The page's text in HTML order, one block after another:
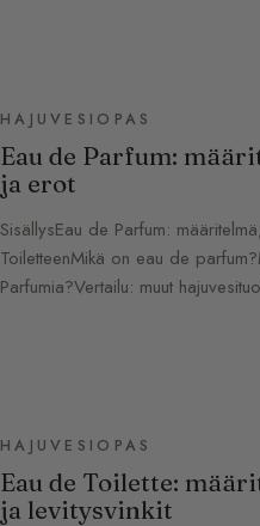
HAJUVESIOPAS
Eau de Parfum:
ja erot
SisällysEau de Parfum:
ToiletteenMikä on eau de
Parfumia?Vertailu: muut
HAJUVESIOPAS
Eau de Toilette:
ja levitysvinkit